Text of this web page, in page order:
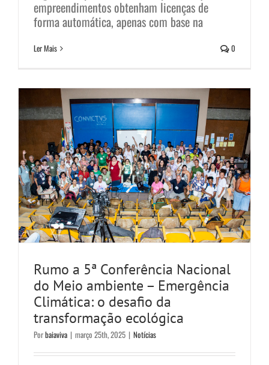
empreendimentos obtenham licenças de
forma automática, apenas com base na
Ler Mais 0
do Meio ambiente – Emergência
Climática: o desafio da
Rumo a 5ª Conferência Nacional
do Meio ambiente – Emergência
Climática: o desafio da
transformação ecológica
Porbaiaviva | março 25th, 2025 | Notícias